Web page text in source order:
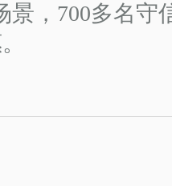
景，700多名